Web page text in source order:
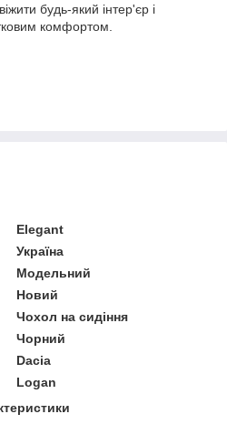
будь-який інтер'єр і
комфортом.
Elegant
Україна
Модельний
Новий
Чохол на сидіння
Чорний
Dacia
Logan